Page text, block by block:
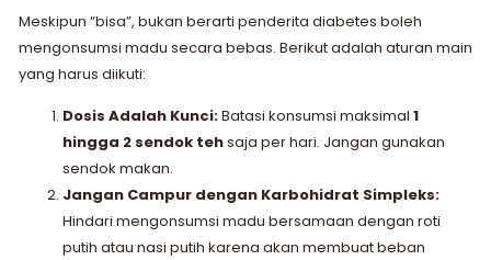
Meskipun “bisa”, bukan berarti penderita diabetes boleh
mengonsumsi madu secara bebas. Berikut adalah aturan main
yang harus diikuti:
Dosis Adalah Kunci:Batasi konsumsi maksimal 1
hingga 2 sendok tehsaja per hari. Jangan gunakan
sendok makan.
Jangan Campur dengan Karbohidrat Simpleks:
Hindari mengonsumsi madu bersamaan dengan roti
putih atau nasi putih karena akan membuat beban